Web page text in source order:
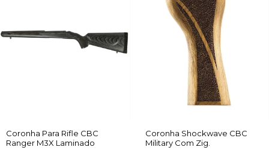
Coronha Para Rifle CBC
Ranger M3X Laminado
Coronha Shockwave CBC
Military Com Zig.